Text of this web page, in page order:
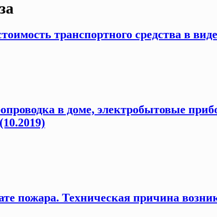
транспортного средства в
в доме, электробытовые
пожара. Техническая причина